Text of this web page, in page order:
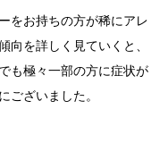
をお持ちの方が稀にアレ
向を詳しく見ていくと、
も極々一部の方に症状が
ございました。